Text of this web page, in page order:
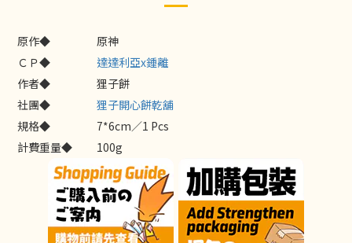
原作◆
原神
ＣＰ◆
達達利亞x鍾離
作者◆
狸子餅
社團◆
狸子開心餅乾舖
規格◆
7*6cm／1 Pcs
計費重量◆
100g